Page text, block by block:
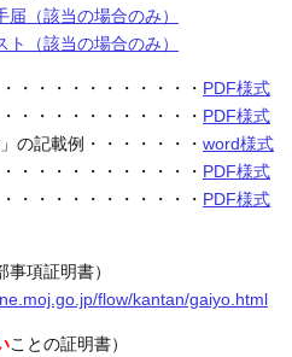
届（該当の場合のみ）
ト（該当の場合のみ）
・・・・・・・・・・・ PDF様式
・・・・・・・・・・・ PDF様式
の記載例・・・・・・・ word様式
・・・・・・・・・・・ PDF様式
・・・・・・・・・・・ PDF様式
項証明書）
flow/kantan/gaiyo.html
ことの証明書）